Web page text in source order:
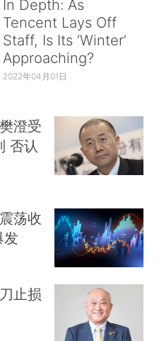
In Depth: As
Tencent Lays Off
Staff, Is Its ‘Winter’
Approaching?
2022年04月01日
澄受
否认
荡收
发
止损